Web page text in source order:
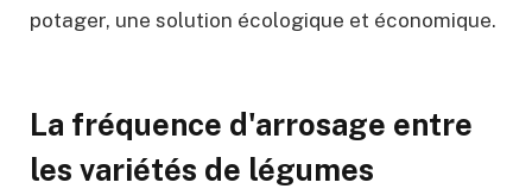
potager, une solution écologique et économique.
La fréquence d'arrosage entre
les variétés de légumes